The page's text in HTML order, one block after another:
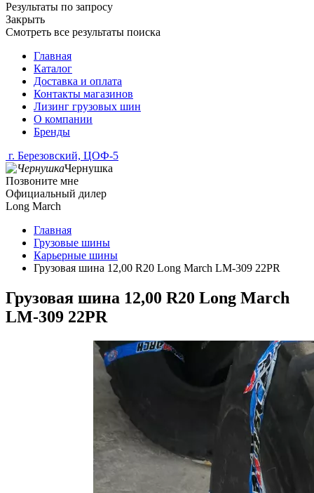
Результаты по запросу
Закрыть
Смотреть все результаты поиска
Главная
Каталог
Доставка и оплата
Контакты магазинов
Лизинг грузовых шин
О компании
Бренды
г. Березовский, ЦОФ-5
Чернушка
Позвоните мне
Официальный дилер
Long March
Главная
Грузовые шины
Карьерные шины
Грузовая шина 12,00 R20 Long March LM-309 22PR
Грузовая шина 12,00 R20 Long March
LM-309 22PR